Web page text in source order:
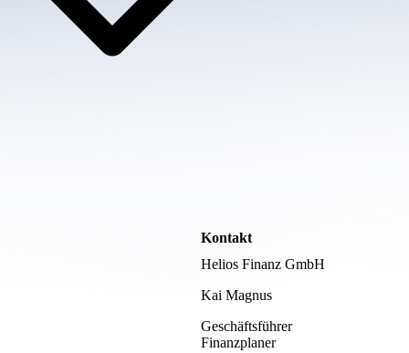
Kontakt
Helios Finanz GmbH
Kai Magnus
Geschäftsführer
Finanzplaner